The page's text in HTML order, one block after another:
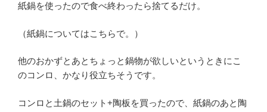
紙鍋を使ったので食べ終わったら捨てるだけ。
（紙鍋についてはこちらで。）
他のおかずとあとちょっと鍋物が欲しいというときにこ
のコンロ、かなり役立ちそうです。
コンロと土鍋のセット+陶板を買ったので、紙鍋のあと陶